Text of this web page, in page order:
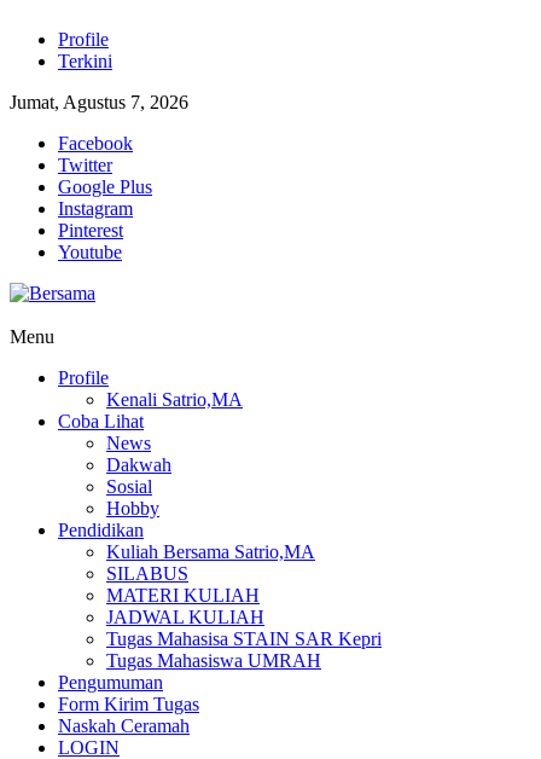
konten
Profile
Terkini
Jumat, Agustus 7, 2026
Facebook
Twitter
Google Plus
Instagram
Pinterest
Youtube
Bersama
Satrio
Menu
Profile
Kenali Satrio,MA
Coba Lihat
News
Dakwah
Sosial
Hobby
Pendidikan
Kuliah Bersama Satrio,MA
SILABUS
MATERI KULIAH
JADWAL KULIAH
Tugas Mahasisa STAIN SAR Kepri
Tugas Mahasiswa UMRAH
Pengumuman
Form Kirim Tugas
Naskah Ceramah
LOGIN